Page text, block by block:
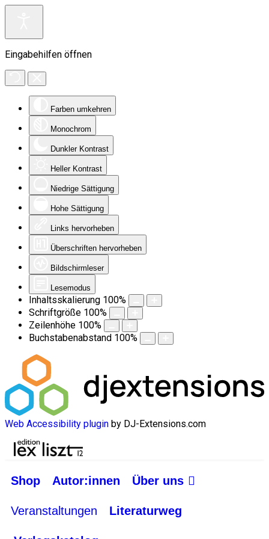
Eingabehilfen öffnen
Farben umkehren
Monochrom
Dunkler Kontrast
Heller Kontrast
Niedrige Sättigung
Hohe Sättigung
Links hervorheben
Überschriften hervorheben
Bildschirmleser
Lesemodus
Inhaltsskalierung 100%
Schriftgröße 100%
Zeilenhöhe 100%
Buchstabenabstand 100%
Web Accessibility plugin by DJ-Extensions.com
Shop Autor:innen Über uns
Veranstaltungen Literaturweg